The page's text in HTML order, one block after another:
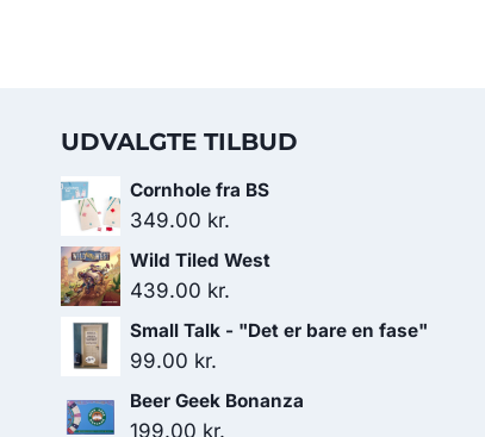
UDVALGTE TILBUD
Cornhole fra BS
349.00 kr.
Wild Tiled West
439.00 kr.
Small Talk - "Det er bare en fase"
99.00 kr.
Beer Geek Bonanza
199.00 kr.